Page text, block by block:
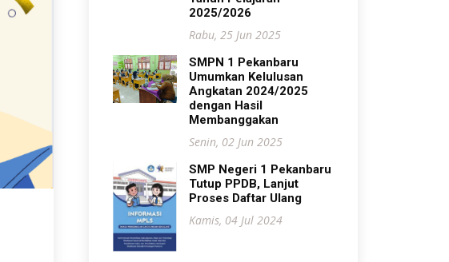
2025/2026
Rabu, 25 Jun 2025
SMPN 1 Pekanbaru
Umumkan Kelulusan
Angkatan 2024/2025
dengan Hasil
Membanggakan
Senin, 02 Jun 2025
SMP Negeri 1 Pekanbaru
Tutup PPDB, Lanjut
Proses Daftar Ulang
Kamis, 04 Jul 2024